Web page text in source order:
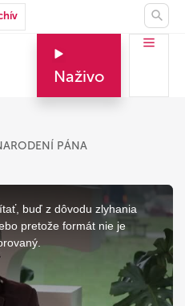
Naživo
PÁNA
buď z dôvodu zlyhania
pretože formát nie je